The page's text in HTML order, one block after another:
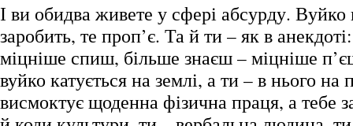
І ви обидва живете у сфері абсурду.
заробить, те проп’є. Та й ти – як в
міцніше спиш, більше знаєш – міцніше
вуйко катується на землі, а ти – в нього на
висмоктує щоденна фізична праця, а тебе